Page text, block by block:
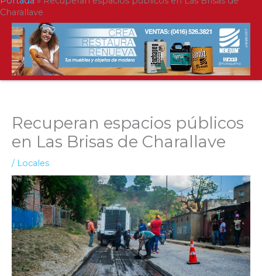
Charallave
Recuperan espacios públicos
en Las Brisas de Charallave
/ Locales